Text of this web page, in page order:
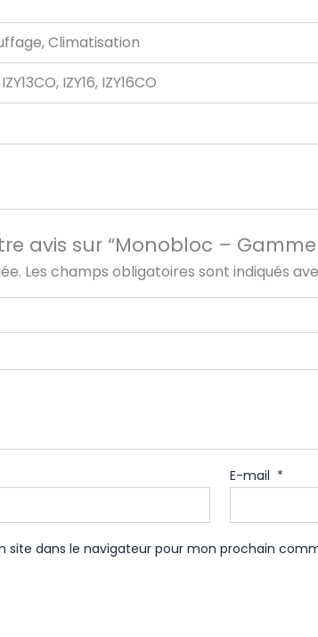
Climatisation
IZY16, IZY16CO
avis sur “Monobloc – Gamme
Les champs obligatoires sont indiqués
E-mail *
dans le navigateur pour mon prochain